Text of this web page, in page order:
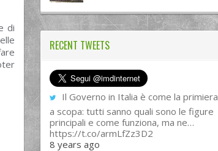
di
RECENT TWEETS
Il Governo in Italia è come la primiera
a scopa: tutti sanno quali sono le figure
principali e come funziona, ma ne…
https://t.co/armLfZz3D2
8 years ago